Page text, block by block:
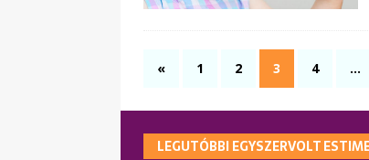
« 1 2 3 4 …
LEGUTÓBBI EGYSZERVOLT